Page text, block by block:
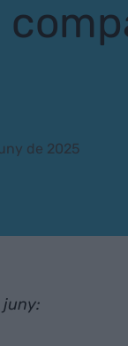
de 2025
juny: